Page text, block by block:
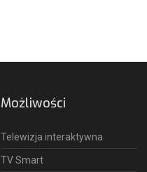
Możliwości
Telewizja interaktywna
TV Smart